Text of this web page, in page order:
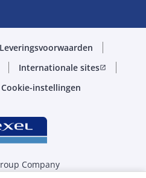
Leveringsvoorwaarden
Internationale sitesopen_in_new
Cookie-instellingen
Company